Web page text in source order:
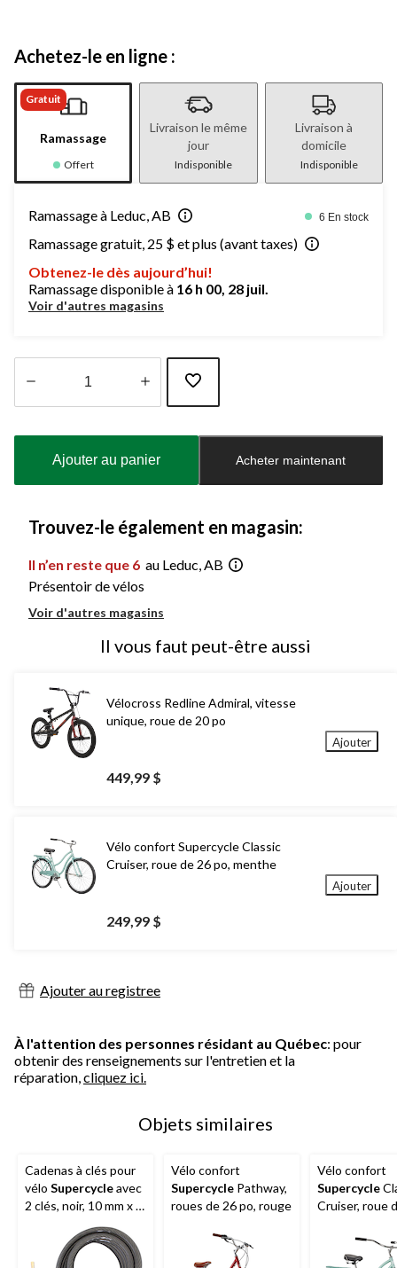
Achetez-le en ligne :
Gratuit
Ramassage
Offert
Livraison le même
jour
Indisponible
Livraison à
domicile
Indisponible
Ramassage à Leduc, AB 6 En stock
Ramassage gratuit, 25 $ et plus (avant taxes)
Obtenez-le dès aujourd’hui!
Ramassage disponible à 16 h 00, 28 juil.
Voir d'autres magasins
à
Ajouter au panier Acheter maintenant
Trouvez-le également en magasin:
Il n’en reste que 6 au Leduc, AB
Présentoir de vélos
Voir d'autres magasins
Il vous faut peut-être aussi
Vélocross Redline Admiral, vitesse
unique, roue de 20 po
449,99 $
Ajouter
Vélo confort Supercycle Classic
Cruiser, roue de 26 po, menthe
249,99 $
Ajouter
Ajouter au registree
À l'attention des personnes résidant au Québec: pour
obtenir des renseignements sur l'entretien et la
réparation,cliquez ici.
Objets similaires
Cadenas à clés pour
vélo Supercycleavec
2 clés, noir, 10 mm x 5
Vélo confort
Supercycle Pathway,
roues de 26 po, rouge
Vélo confort
Supercycle
Cruiser, roue